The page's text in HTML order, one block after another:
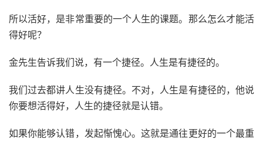
所以活好，是非常重要的一个人生的课题。那么怎么才能活
得好呢？
金先生告诉我们说，有一个捷径。人生是有捷径的。
我们过去都讲人生没有捷径。不对，人生是有捷径的，他说
你要想活得好，人生的捷径就是认错。
如果你能够认错，发起惭愧心。这就是通往更好的一个最重